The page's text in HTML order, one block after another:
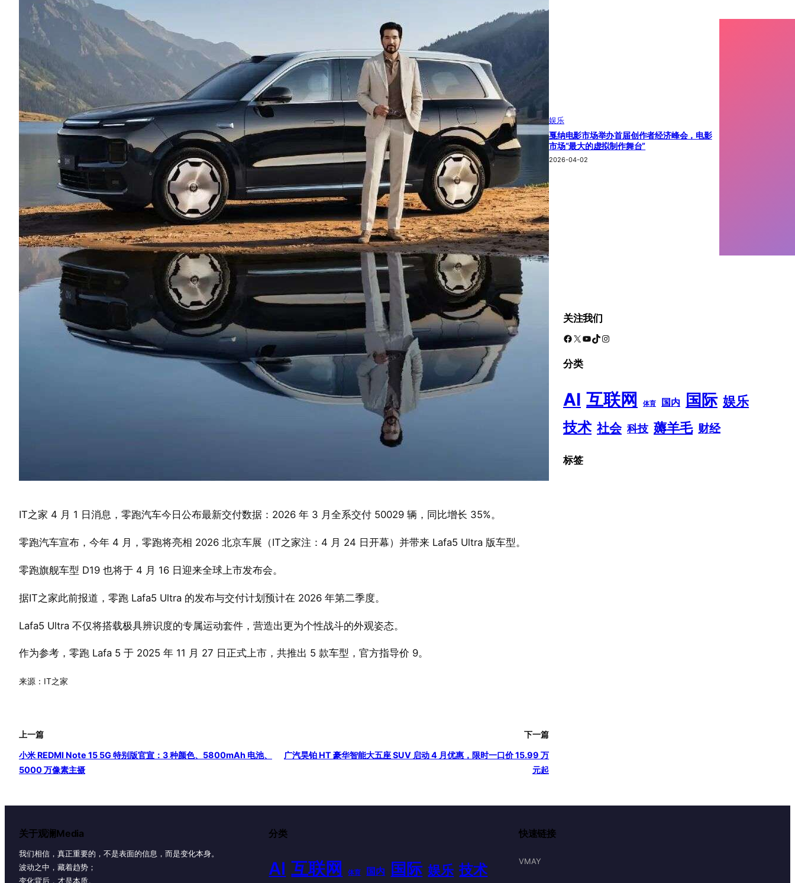
IT之家 4 月 1 日消息，零跑汽车今日公布最新交付数据：2026 年 3 月全系交付 50029 辆，同比增长 35%。
零跑汽车宣布，今年 4 月，零跑将亮相 2026 北京车展（IT之家注：4 月 24 日开幕）并带来 Lafa5 Ultra 版车型。
零跑旗舰车型 D19 也将于 4 月 16 日迎来全球上市发布会。
据IT之家此前报道，零跑 Lafa5 Ultra 的发布与交付计划预计在 2026 年第二季度。
Lafa5 Ultra 不仅将搭载极具辨识度的专属运动套件，营造出更为个性战斗的外观姿态。
作为参考，零跑 Lafa 5 于 2025 年 11 月 27 日正式上市，共推出 5 款车型，官方指导价 9。
来源：IT之家
上一篇
小米 REDMI Note 15 5G 特别版官宣：3 种颜色、5800mAh 电池、
5000 万像素主摄
下一篇
广汽昊铂 HT 豪华智能大五座 SUV 启动 4 月优惠，限时一口价 15.99 万
元起
娱乐
戛纳电影市场举办首届创作者经济峰会，电影
市场“最大的虚拟制作舞台”
2026-04-02
关注我们
Facebook X YouTube TikTok Instagram
分类
AI 互联网 体育 国内 国际 娱乐
技术 社会 科技 薅羊毛 财经
标签
关于观澜Media
我们相信，真正重要的，不是表面的信息，而是变化本身。
波动之中，藏着趋势；
变化背后，才是本质。
分类
AI 互联网 体育 国内 国际 娱乐 技术
快速链接
VMAY